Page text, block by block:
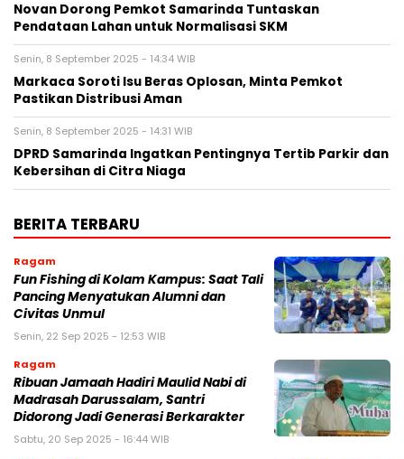
Novan Dorong Pemkot Samarinda Tuntaskan
Pendataan Lahan untuk Normalisasi SKM
Senin, 8 September 2025 - 14:34 WIB
Markaca Soroti Isu Beras Oplosan, Minta Pemkot
Pastikan Distribusi Aman
Senin, 8 September 2025 - 14:31 WIB
DPRD Samarinda Ingatkan Pentingnya Tertib Parkir dan
Kebersihan di Citra Niaga
BERITA TERBARU
Ragam
Fun Fishing di Kolam Kampus: Saat Tali
Pancing Menyatukan Alumni dan
Civitas Unmul
Senin, 22 Sep 2025 - 12:53 WIB
Ragam
Ribuan Jamaah Hadiri Maulid Nabi di
Madrasah Darussalam, Santri
Didorong Jadi Generasi Berkarakter
Sabtu, 20 Sep 2025 - 16:44 WIB